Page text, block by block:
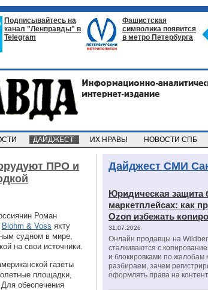
Подписывайтесь на
канал "Ленправды" в
Telegram
Фашистская
символика появится
в метро Петербурга
ДАЙДЖЕСТ ИХ НРАВЫ НОВОСТИ СПБ
ПРО и
Роман
Blohm & Voss яхту
судном в мире,
на свои источники.
газеты
площадки,
обеспечения
Дайджест СМИ
Юридическая защита
маркетплейсах: как
Ozon избежать
31.07.2026
Онлайн продавцы на
сталкиваются с
и блокировками по жалобам
разбираем, зачем
оформлять права на